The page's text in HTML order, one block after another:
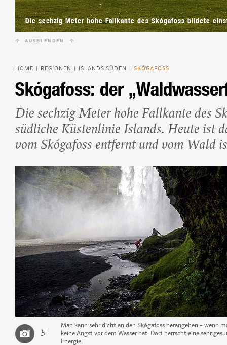
Camping auf Island
Island Urlaub
Die sechzig Meter hohe Fallkante des Skógafoss bildete
AUSBLENDEN
HOME REGIONEN ISLANDS SÜDEN SKÓGAFOSS
Skógafoss: der
Die sechzig Meter hohe Fallkante des
südliche Küstenlinie Islands. Heute ist
vom Skógafoss entfernt und vom Wald
5
Man kann sehr dicht an den Skógafoss herangehen – wenn
keine Angst vor dem Wasser hat. Dort herrscht eine sehr
Energie.